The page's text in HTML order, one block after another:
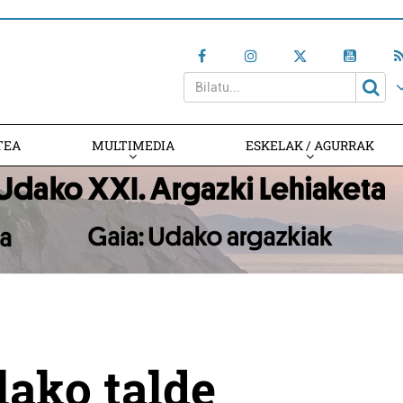
MULTIMEDIA ESKELAK / AGURRAK
talde